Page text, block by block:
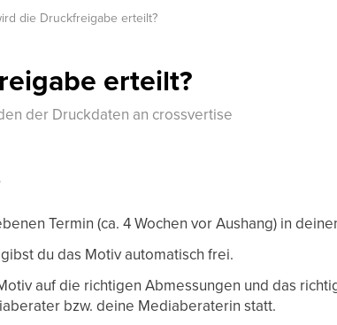
die Druckfreigabe erteilt?
erteilt?
der Druckdaten an crossvertise
Termin (ca. 4 Wochen vor Aushang) in
du das Motiv automatisch frei.
auf die richtigen Abmessungen und das
bzw. deine Mediaberaterin statt.